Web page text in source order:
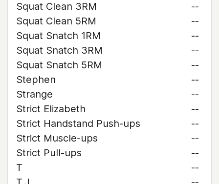
Squat Clean 3RM
--
Squat Clean 5RM
--
Squat Snatch 1RM
--
Squat Snatch 3RM
--
Squat Snatch 5RM
--
Stephen
--
Strange
--
Strict Elizabeth
--
Strict Handstand Push-ups
--
Strict Muscle-ups
--
Strict Pull-ups
--
T
--